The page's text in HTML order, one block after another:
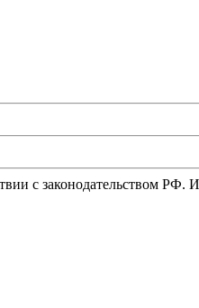
с законодательством РФ.